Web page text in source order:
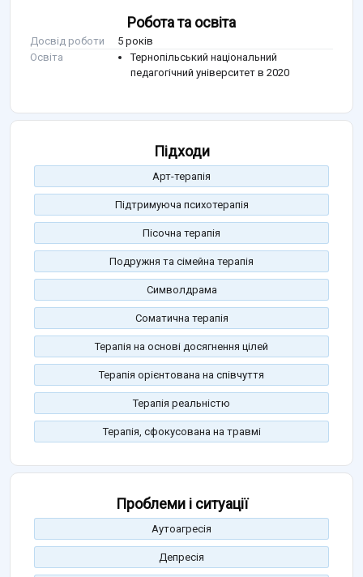
Робота та освіта
Досвід роботи
5 років
Освіта
Тернопільський національний
педагогічний університет в 2020
Підходи
Арт-терапія
Підтримуюча психотерапія
Пісочна терапія
Подружня та сімейна терапія
Символдрама
Соматична терапія
Терапія на основі досягнення цілей
Терапія орієнтована на співчуття
Терапія реальністю
Терапія, сфокусована на травмі
Проблеми і ситуації
Аутоагресія
Депресія